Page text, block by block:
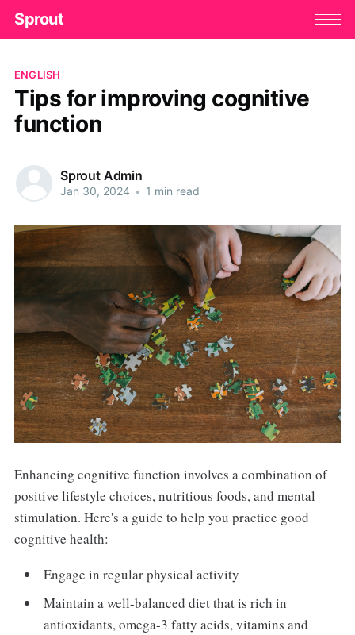
Sprout
ENGLISH
Tips for improving cognitive
function
Sprout Admin
Jan 30, 2024 • 1 min read
Enhancing cognitive function involves a combination of
positive lifestyle choices, nutritious foods, and mental
stimulation. Here's a guide to help you practice good
cognitive health:
Engage in regular physical activity
Maintain a well-balanced diet that is rich in
antioxidants, omega-3 fatty acids, vitamins and